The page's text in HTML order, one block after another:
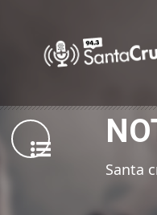
Santa